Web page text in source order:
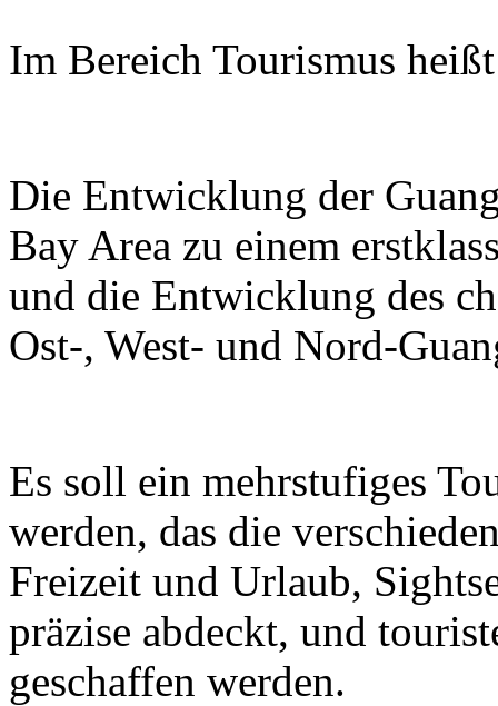
Im Bereich Tourismus
Die Entwicklung der
Bay Area zu einem
und die Entwicklung des
Ost-, West- und Nord-
Es soll ein mehrstufiges
werden, das die
Freizeit und Urlaub,
präzise abdeckt, und
geschaffen werden.